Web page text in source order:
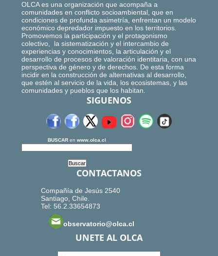
OLCA es una organización que acompaña a
comunidades en conflicto socioambiental, que en
condiciones de profunda asimetría, enfrentan un modelo
económico depredador impuesto en los territorios.
Promovemos la participación y el protagonismo
colectivo, la sistematización y el intercambio de
experiencias y conocimientos, la articulación y el
desarrollo de procesos de valoración identitaria, con una
perspectiva de género y de derechos. De esta forma
incidir en la construcción de alternativas al desarrollo,
que estén al servicio de la vida, los ecosistemas, y las
comunidades y pueblos que los habitan.
SIGUENOS
BUSCAR en www.olca.cl
CONTACTANOS
Compañía de Jesús 2540
Santiago, Chile.
Tel: 56.2.33654873
observatorio@olca.cl
UNETE AL OLCA